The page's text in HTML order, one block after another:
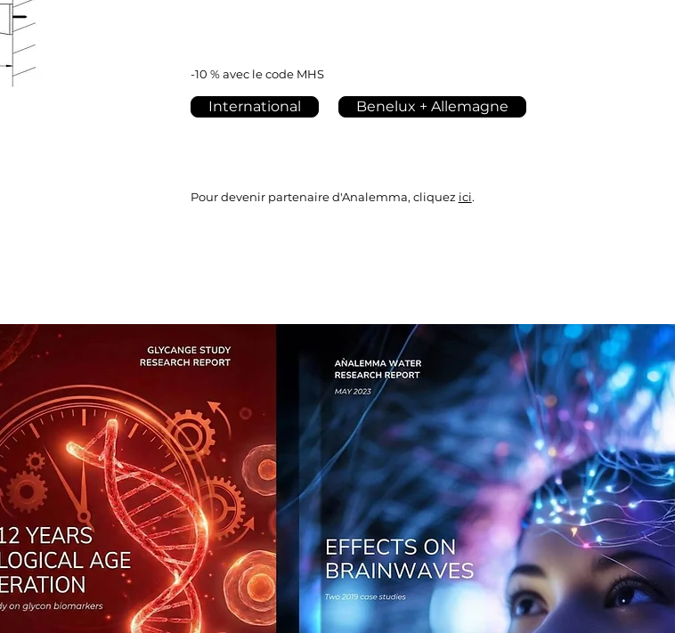
-10 % avec le code MHS
International Benelux + Allemagne
Pour devenir partenaire d'Analemma, cliquez ici.